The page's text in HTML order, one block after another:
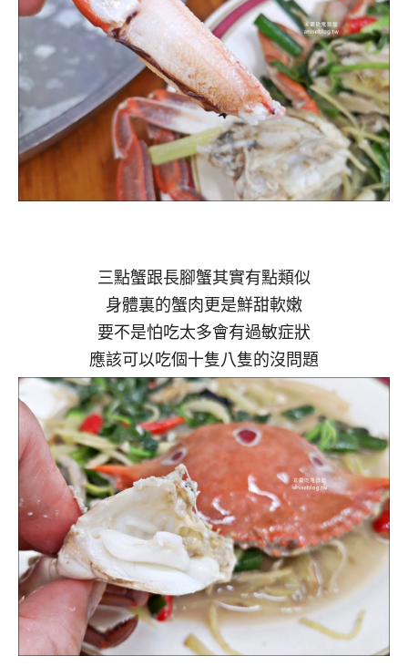
三點蟹跟長腳蟹其實有點類似
身體裏的蟹肉更是鮮甜軟嫩
要不是怕吃太多會有過敏症狀
應該可以吃個十隻八隻的沒問題